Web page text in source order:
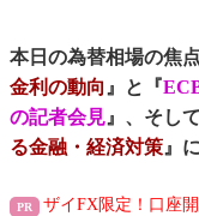
本日の為替相場の焦
金利の動向』と『
の記者会見』、そし
る金融・経済対策』
ザイFX限定！口座